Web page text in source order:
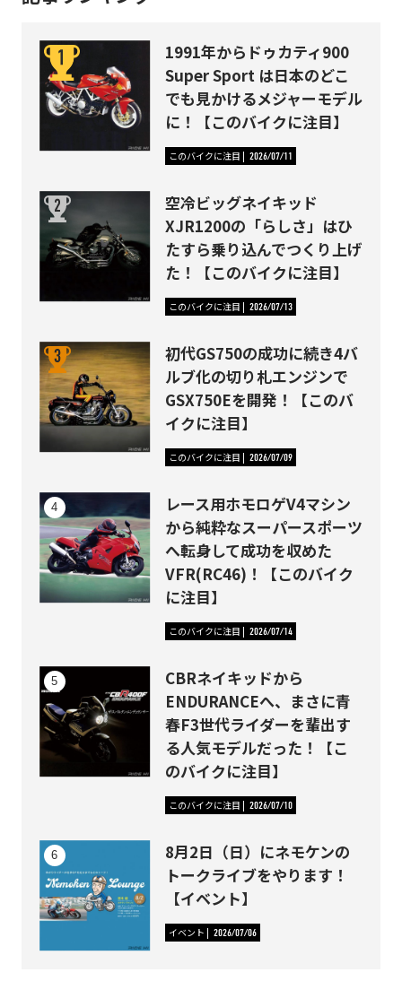
1991年からドゥカティ900
Super Sport は日本のどこ
でも見かけるメジャーモデル
に！【このバイクに注目】
このバイクに注目 2026/07/11
空冷ビッグネイキッド
XJR1200の「らしさ」はひ
たすら乗り込んでつくり上げ
た！【このバイクに注目】
このバイクに注目 2026/07/13
初代GS750の成功に続き4バ
ルブ化の切り札エンジンで
GSX750Eを開発！【このバ
イクに注目】
このバイクに注目 2026/07/09
レース用ホモロゲV4マシン
から純粋なスーパースポーツ
へ転身して成功を収めた
VFR(RC46)！【このバイク
に注目】
このバイクに注目 2026/07/14
CBRネイキッドから
ENDURANCEへ、まさに青
春F3世代ライダーを輩出す
る人気モデルだった！【こ
のバイクに注目】
このバイクに注目 2026/07/10
8月2日（日）にネモケンの
トークライブをやります！
【イベント】
イベント 2026/07/06